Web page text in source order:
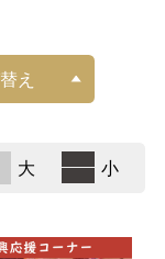
え
大 小